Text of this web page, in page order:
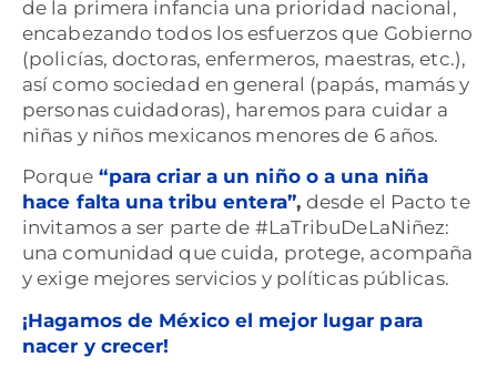
de la primera infancia una prioridad nacional,
encabezando todos los esfuerzos que Gobierno
(policías, doctoras, enfermeros, maestras, etc.),
así como sociedad en general (papás, mamás y
personas cuidadoras), haremos para cuidar a
niñas y niños mexicanos menores de 6 años.
Porque“para criar a un niño o a una niña
hace falta una tribu entera”, desde el Pacto te
invitamos a ser parte de #LaTribuDeLaNiñez:
una comunidad que cuida, protege, acompaña
y exige mejores servicios y políticas públicas.
¡Hagamos de México el mejor lugar para
nacer y crecer!